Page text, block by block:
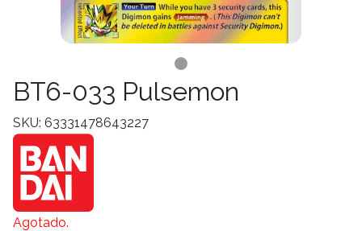
BT6-033 Pulsemon
SKU: 63331478643227
Agotado.